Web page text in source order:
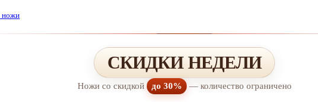
ножи
СКИДКИ НЕДЕЛИ
Ножи со скидкой до 30% — количество ограничено